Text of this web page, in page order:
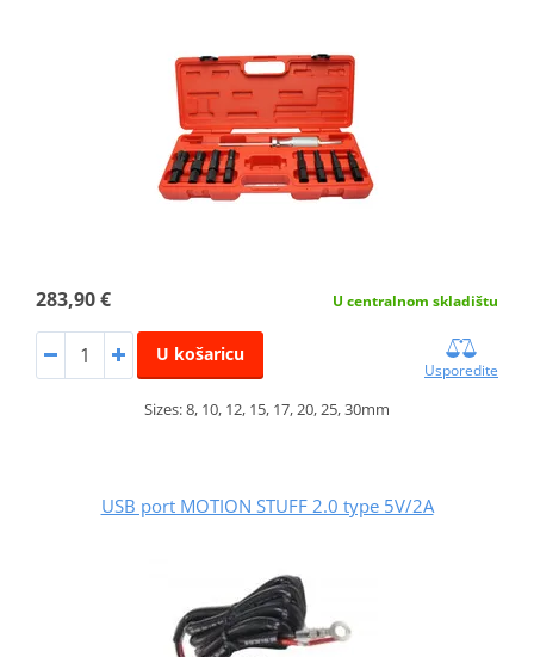
283,90 € U centralnom skladištu
U košaricu
Usporedite
Sizes: 8, 10, 12, 15, 17, 20, 25, 30mm
USB port MOTION STUFF 2.0 type 5V/2A